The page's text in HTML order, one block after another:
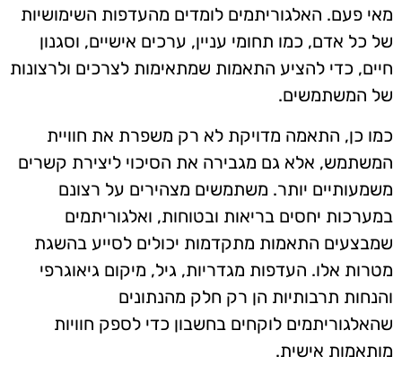
מאי פעם. האלגוריתמים לומדים מהעדפות השימושיות
של כל אדם, כמו תחומי עניין, ערכים אישיים, וסגנון
חיים, כדי להציע התאמות שמתאימות לצרכים ולרצונות
של המשתמשים.
כמו כן, התאמה מדויקת לא רק משפרת את חוויית
המשתמש, אלא גם מגבירה את הסיכוי ליצירת קשרים
משמעותיים יותר. משתמשים מצהירים על רצונם
במערכות יחסים בריאות ובטוחות, ואלגוריתמים
שמבצעים התאמות מתקדמות יכולים לסייע בהשגת
מטרות אלו. העדפות מגדריות, גיל, מיקום גיאוגרפי
והנחות תרבותיות הן רק חלק מהנתונים
שהאלגוריתמים לוקחים בחשבון כדי לספק חוויות
מותאמות אישית.